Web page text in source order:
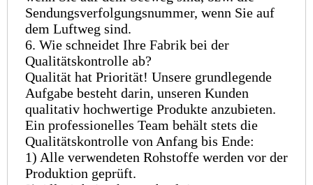
Sendungsverfolgungsnummer, wenn Sie auf
dem Luftweg sind.
6. Wie schneidet Ihre Fabrik bei der
Qualitätskontrolle ab?
Qualität hat Priorität! Unsere grundlegende
Aufgabe besteht darin, unseren Kunden
qualitativ hochwertige Produkte anzubieten.
Ein professionelles Team behält stets die
Qualitätskontrolle von Anfang bis Ende:
1) Alle verwendeten Rohstoffe werden vor der
Produktion geprüft.